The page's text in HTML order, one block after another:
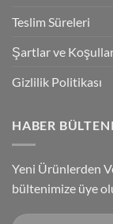
Teslim Süreleri
Şartlar ve
Gizlilik Politikası
HABER
Yeni Ürünlerden
bültenimize üye